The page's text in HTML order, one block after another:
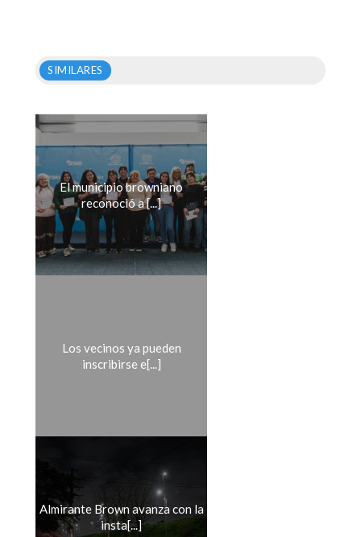
SIMILARES
El municipio browniano
reconoció a [...]
Los vecinos ya pueden
inscribirse e[...]
Almirante Brown avanza con la
insta[...]